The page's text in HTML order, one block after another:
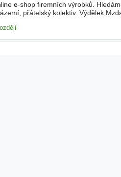
e-shop firemních výrobků.
přátelský kolektiv. Výdělek